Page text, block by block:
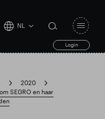
NL
Login
search
form
toggle
2020
SEGRO en haar